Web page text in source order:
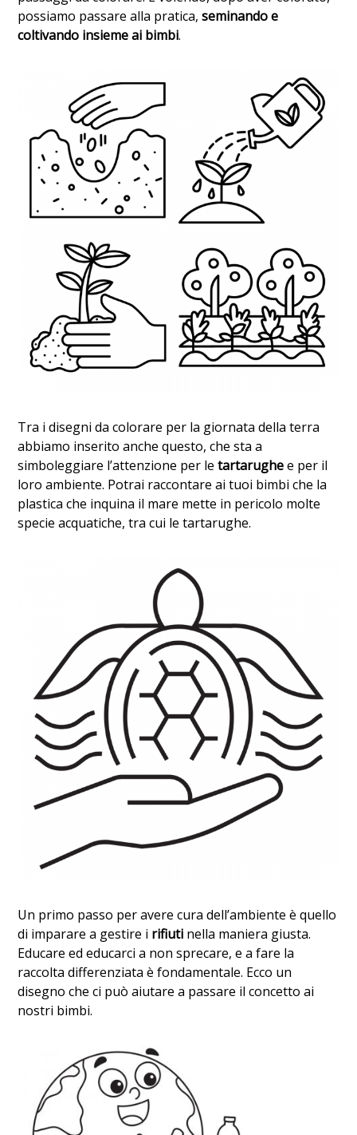
possiamo passare alla pratica,seminando e
coltivando insieme ai bimbi.
Tra i disegni da colorare per la giornata della terra
abbiamo inserito anche questo, che sta a
simboleggiare l’attenzione per letartarughee per il
loro ambiente. Potrai raccontare ai tuoi bimbi che la
plastica che inquina il mare mette in pericolo molte
specie acquatiche, tra cui le tartarughe.
Un primo passo per avere cura dell’ambiente è quello
di imparare a gestire i rifiuti nella maniera giusta.
Educare ed educarci a non sprecare, e a fare la
raccolta differenziata è fondamentale. Ecco un
disegno che ci può aiutare a passare il concetto ai
nostri bimbi.